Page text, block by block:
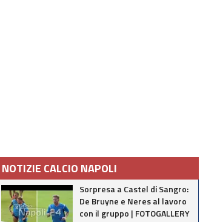
NOTIZIE CALCIO NAPOLI
Sorpresa a Castel di Sangro:
De Bruyne e Neres al lavoro
con il gruppo | FOTOGALLERY